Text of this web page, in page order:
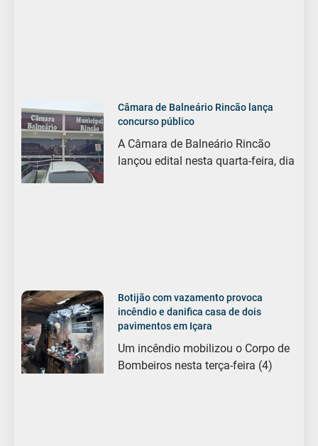
Câmara de Balneário Rincão lança
concurso público
A Câmara de Balneário Rincão
lançou edital nesta quarta-feira, dia
Botijão com vazamento provoca
incêndio e danifica casa de dois
pavimentos em Içara
Um incêndio mobilizou o Corpo de
Bombeiros nesta terça-feira (4)